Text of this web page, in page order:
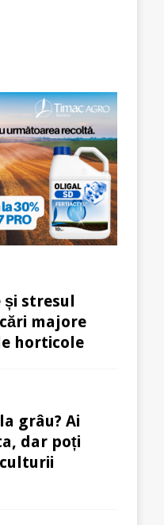
și stresul
majore
horticole
grâu? Ai
dar poți